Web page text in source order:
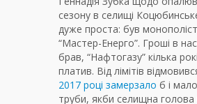
сезону в селищі
дуже проста: був
“Мастер-Енерго”. Гроші в
брав, “Нафтогазу” кілька
платив. Від лімітів
2017 році замерзало б і
труби, якби селищна голова